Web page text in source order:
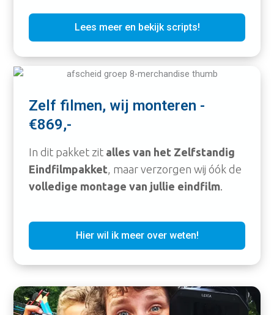
Lees meer en bekijk scripts!
Zelf filmen, wij monteren -
€869,-
In dit pakket zit alles van het Zelfstandig
Eindfilmpakket, maar verzorgen wij óók de
volledige montage van jullie eindfilm.
Hier wil ik meer over weten!